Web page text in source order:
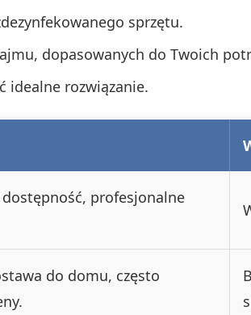
sprzętu.
dopasowanych do Twoich
idealne rozwiązanie.
profesjonalne
do domu, często